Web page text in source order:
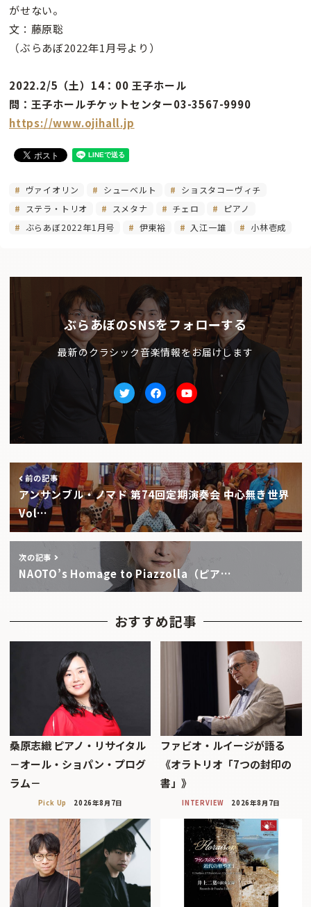
がせない。
文：藤原聡
（ぶらあぼ2022年1月号より）
2022.2/5（土）14：00 王子ホール
問：王子ホールチケットセンター03-3567-9990
https://www.ojihall.jp
ヴァイオリン シューベルト
ショスタコーヴィチ
ステラ・トリオ
スメタナ チェロ
ピアノ
ぶらあぼ2022年1月号
伊東裕 入江一雄 小林壱成
ぶらあぼのSNSをフォローする
最新のクラシック音楽情報をお届けします
TwitterfacebookYoutube
前の記事
アンサンブル・ノマド 第74回定期演奏会 中心無き世界
Vol…
次の記事
NAOTO’s Homage to Piazzolla（ピア…
おすすめ記事
桑原志織 ピアノ・リサイタル
－オール・ショパン・プログ
ラム－
Pick Up 2026年8月7日
ファビオ・ルイージが語る
《オラトリオ「7つの封印の
書」》
INTERVIEW 2026年8月7日